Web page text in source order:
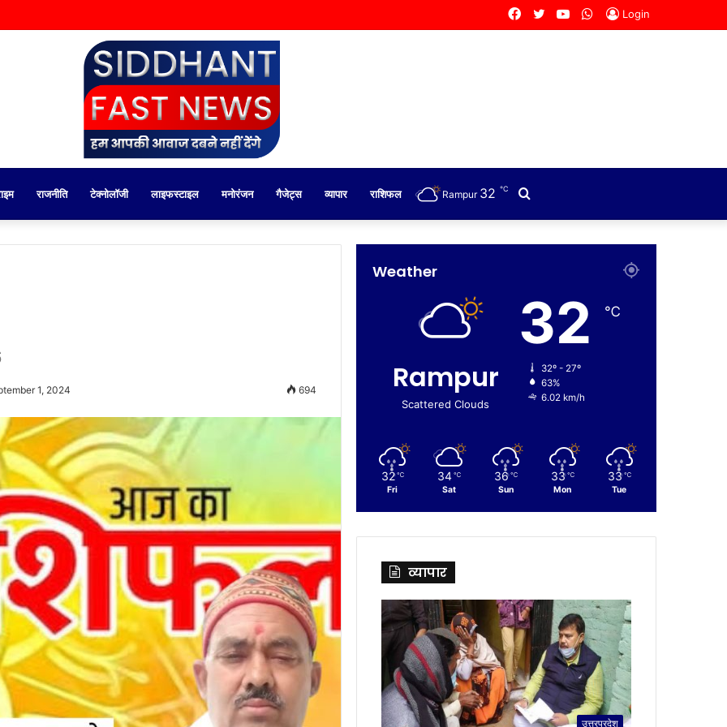
Login
WhatsApp
YouTube
Twitter
Facebook
राजनीति टेक्नोलॉजी लाइफस्टाइल मनोरंजन गैजेट्स व्यापार राशिफल
for
Rampur 32 ℃
1, 2024 694
Weather
Rampur
Scattered Clouds
32 ℃
32º - 27º
63%
6.02 km/h
32 ℃
Fri
34 ℃
Sat
36 ℃
Sun
33 ℃
Mon
33 ℃
Tue
व्यापार
उत्तरप्रदेश